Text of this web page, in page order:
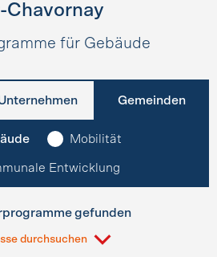
Chavornay
für Gebäude
Gemeinden
Mobilität
Entwicklung
gefunden
durchsuchen